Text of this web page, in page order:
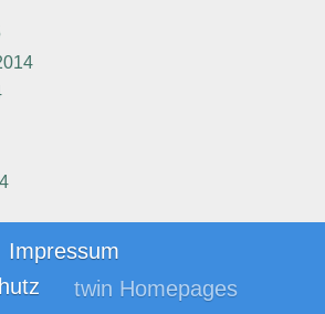
Impressum
twin Homepages